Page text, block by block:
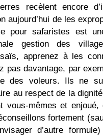
recèlent encore
aujourd’hui de les
pour safaristes est
gestion des
apprenez à les
pas davantage, par
des voleurs. Ils ne
au respect de la
vous-mêmes et
fortement
d’autre